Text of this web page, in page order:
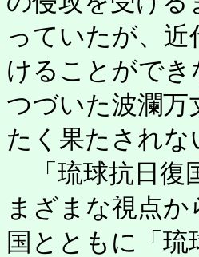
っていたが、
けることがで
つづいた波瀾万
たく果たされ
「琉球抗日復
まざまな視点
国とともに「